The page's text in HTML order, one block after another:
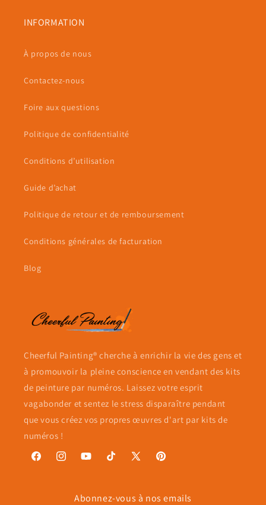
INFORMATION
À propos de nous
Contactez-nous
Foire aux questions
Politique de confidentialité
Conditions d’utilisation
Guide d’achat
Politique de retour et de remboursement
Conditions générales de facturation
Blog
Cheerful Painting® cherche à enrichir la vie des gens et
à promouvoir la pleine conscience en vendant des kits
de peinture par numéros. Laissez votre esprit
vagabonder et sentez le stress disparaître pendant
que vous créez vos propres œuvres d'art par kits de
numéros !
FacebookInstagramYouTubeTikTok
X
Pinterest
Abonnez-vous à nos emails